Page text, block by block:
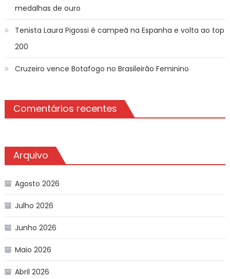
medalhas de ouro
Tenista Laura Pigossi é campeã na Espanha e volta ao top
200
Cruzeiro vence Botafogo no Brasileirão Feminino
Comentários recentes
Arquivo
Agosto 2026
Julho 2026
Junho 2026
Maio 2026
Abril 2026